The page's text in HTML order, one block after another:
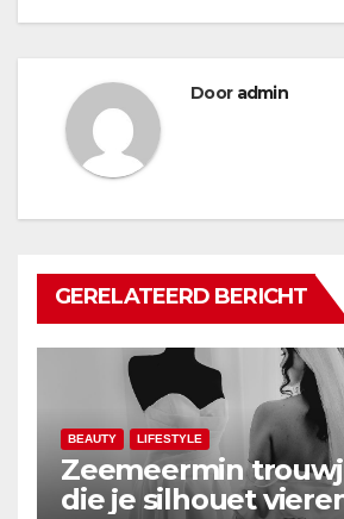
Door admin
GERELATEERD BERICHT
BEAUTY LIFESTYLE
Zeemeermin
die je silhouet